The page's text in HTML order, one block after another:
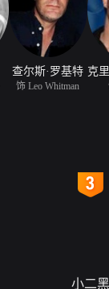
查尔斯·罗基特
饰 Leo Whitman
小二